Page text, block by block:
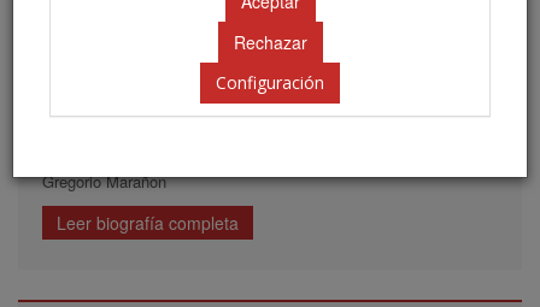
Configuración
Dra. Esther Rubio González
Gregorio Marañon
Leer biografía completa